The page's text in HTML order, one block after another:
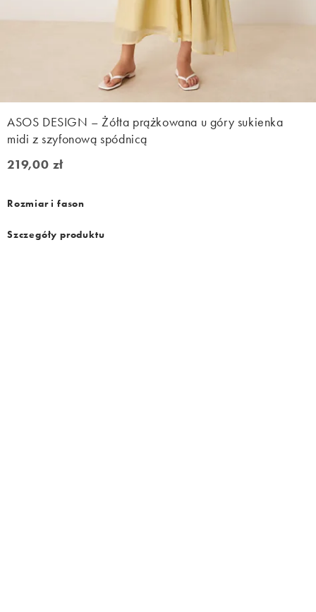
ASOS DESIGN – Żółta prążkowana u góry sukienka
midi z szyfonową spódnicą
219,00 zł
219,00 zł
Rozmiar i fason
Szczegóły produktu